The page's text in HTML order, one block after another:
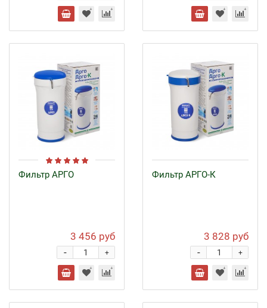
Фильтр АРГО
3 456 руб
+
-
Фильтр АРГО-К
3 828 руб
+
-